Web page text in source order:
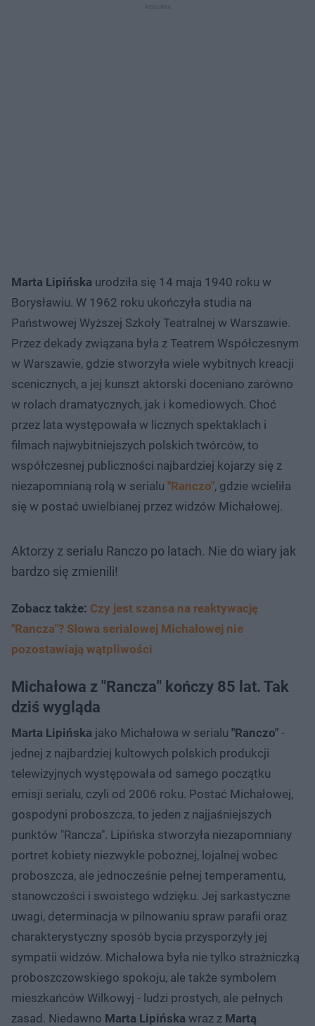
Marta Lipińska urodziła się 14 maja 1940 roku w
Borysławiu. W 1962 roku ukończyła studia na
Państwowej Wyższej Szkoły Teatralnej w Warszawie.
Przez dekady związana była z Teatrem Współczesnym
w Warszawie, gdzie stworzyła wiele wybitnych kreacji
scenicznych, a jej kunszt aktorski doceniano zarówno
w rolach dramatycznych, jak i komediowych. Choć
przez lata występowała w licznych spektaklach i
filmach najwybitniejszych polskich twórców, to
współczesnej publiczności najbardziej kojarzy się z
niezapomnianą rolą w serialu "Ranczo", gdzie wcieliła
się w postać uwielbianej przez widzów Michałowej.
Aktorzy z serialu Ranczo po latach. Nie do wiary jak
bardzo się zmienili!
Zobacz także: Czy jest szansa na reaktywację
"Rancza"? Słowa serialowej Michałowej nie
pozostawiają wątpliwości
Michałowa z "Rancza" kończy 85 lat. Tak
dziś wygląda
Marta Lipińska jako Michałowa w serialu "Ranczo" -
jednej z najbardziej kultowych polskich produkcji
telewizyjnych występowała od samego początku
emisji serialu, czyli od 2006 roku. Postać Michałowej,
gospodyni proboszcza, to jeden z najjaśniejszych
punktów "Rancza". Lipińska stworzyła niezapomniany
portret kobiety niezwykle pobożnej, lojalnej wobec
proboszcza, ale jednocześnie pełnej temperamentu,
stanowczości i swoistego wdzięku. Jej sarkastyczne
uwagi, determinacja w pilnowaniu spraw parafii oraz
charakterystyczny sposób bycia przysporzyły jej
sympatii widzów. Michałowa była nie tylko strażniczką
proboszczowskiego spokoju, ale także symbolem
mieszkańców Wilkowyj - ludzi prostych, ale pełnych
zasad. Niedawno Marta Lipińska wraz z Martą